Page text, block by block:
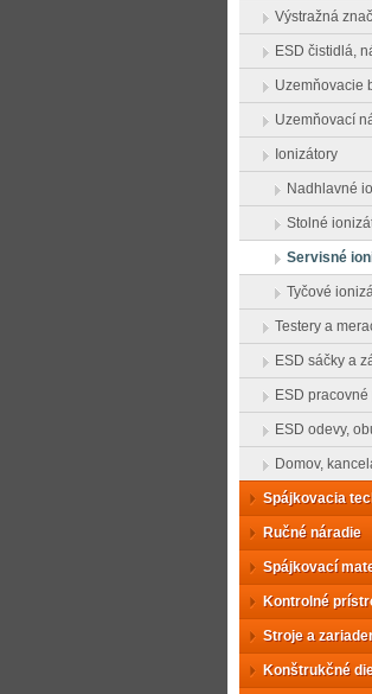
Výstražná
ESD čistidlá,
Uzemňovacie
Uzemňovací
Ionizátory
Nadhlavné
Stolné
Servisné
Tyčové
Testery a
ESD sáčky a
ESD
ESD odevy,
Domov,
Spájkovacia
Ručné náradie
Spájkovací
Kontrolné
Stroje a
Konštrukčné